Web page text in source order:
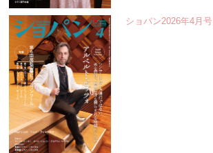
ショパン2026年4月号